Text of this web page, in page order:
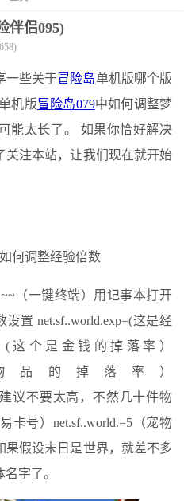
伴侣095)
一些关于冒险岛单机版哪个版
机版冒险岛079中如何调整梦
能太长了。 如果你恰好解决
关注本站，让我们现在就开始
何调整经验倍数
（一键终端）用记事本打开
置 net.sf..world.exp=(这是经
(这个是金钱的掉落率）
（物品的掉落率）
建议不要太高，不然几十件物
卡号）net.sf..world.=5（宠物
假设末日是世界，就差不多
字了。